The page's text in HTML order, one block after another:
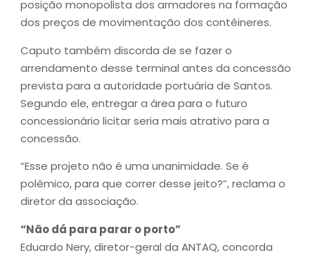
posição monopolista dos armadores na formação
dos preços de movimentação dos contêineres.
Caputo também discorda de se fazer o
arrendamento desse terminal antes da concessão
prevista para a autoridade portuária de Santos.
Segundo ele, entregar a área para o futuro
concessionário licitar seria mais atrativo para a
concessão.
“Esse projeto não é uma unanimidade. Se é
polêmico, para que correr desse jeito?”, reclama o
diretor da associação.
“Não dá para parar o porto”
Eduardo Nery, diretor-geral da ANTAQ, concorda